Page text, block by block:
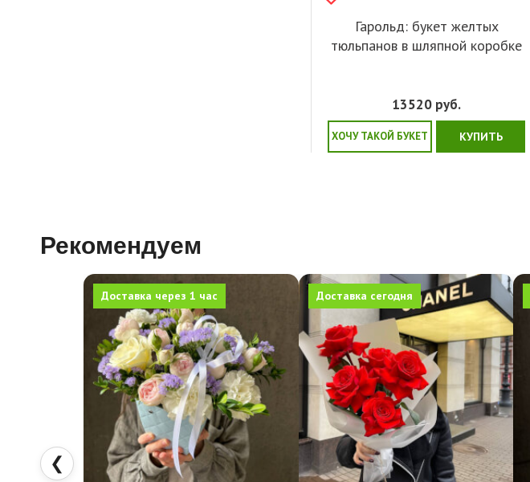
Гарольд: букет желтых
тюльпанов в шляпной коробке
13520 руб.
ХОЧУ ТАКОЙ БУКЕТ КУПИТЬ
Рекомендуем
❮
Доставка через 1 час Доставка сегодня